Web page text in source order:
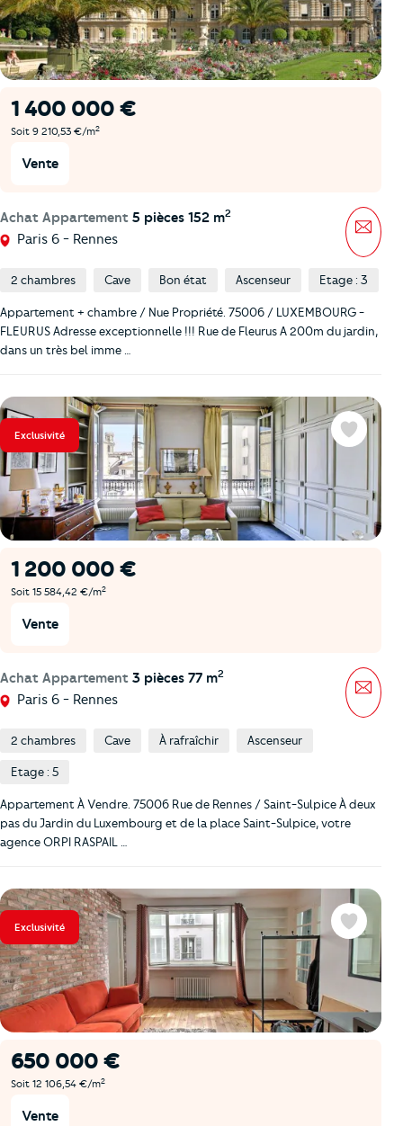
1 400 000 €
Soit 9 210,53 €/m2
Vente
Achat Appartement 5 pièces 152 m2
Paris 6 - Rennes
2 chambres Cave Bon état Ascenseur Etage : 3
Appartement + chambre / Nue Propriété. 75006 / LUXEMBOURG -
FLEURUS Adresse exceptionnelle !!! Rue de Fleurus A 200m du jardin,
dans un très bel imme …
Exclusivité
1 200 000 €
Soit 15 584,42 €/m2
Vente
Achat Appartement 3 pièces 77 m2
Paris 6 - Rennes
Favoris
2 chambres Cave À rafraîchir Ascenseur
Etage : 5
Appartement À Vendre. 75006 Rue de Rennes / Saint-Sulpice À deux
pas du Jardin du Luxembourg et de la place Saint-Sulpice, votre
agence ORPI RASPAIL …
Exclusivité
650 000 €
Soit 12 106,54 €/m2
Vente
Favoris